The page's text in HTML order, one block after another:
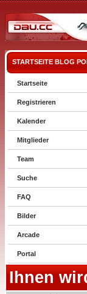
STARTSEITE BLOG
Startseite
Registrieren
Kalender
Mitglieder
Team
Suche
FAQ
Bilder
Arcade
Portal
Ihnen